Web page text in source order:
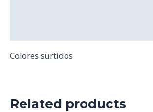
Colores surtidos
Related products